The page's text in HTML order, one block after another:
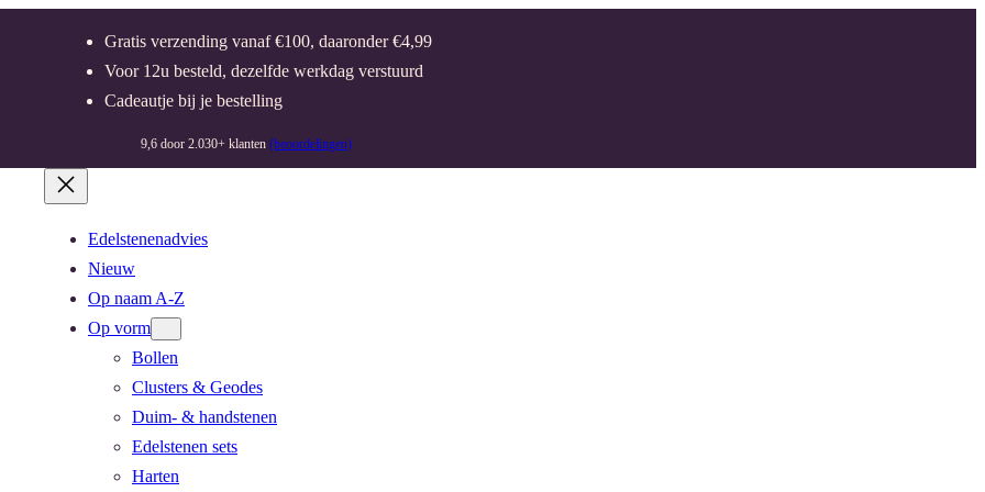
Gratis verzending vanaf €100, daaronder €4,99
Voor 12u besteld, dezelfde werkdag verstuurd
Cadeautje bij je bestelling
9,6 door 2.030+ klanten (beoordelingen)
Edelstenenadvies
Nieuw
Op naam A-Z
Op vorm
Bollen
Clusters & Geodes
Duim- & handstenen
Edelstenen sets
Harten